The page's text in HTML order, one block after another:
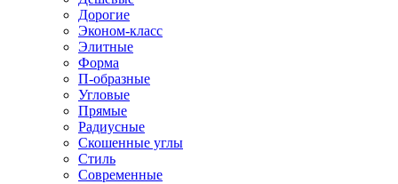
Дорогие
Эконом-класс
Элитные
Форма
П-образные
Угловые
Прямые
Радиусные
Скошенные углы
Стиль
Современные